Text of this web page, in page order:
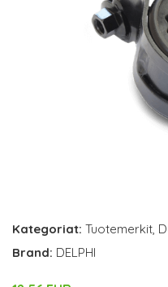
Kategoriat: Tuotemerkit,
Brand: DELPHI